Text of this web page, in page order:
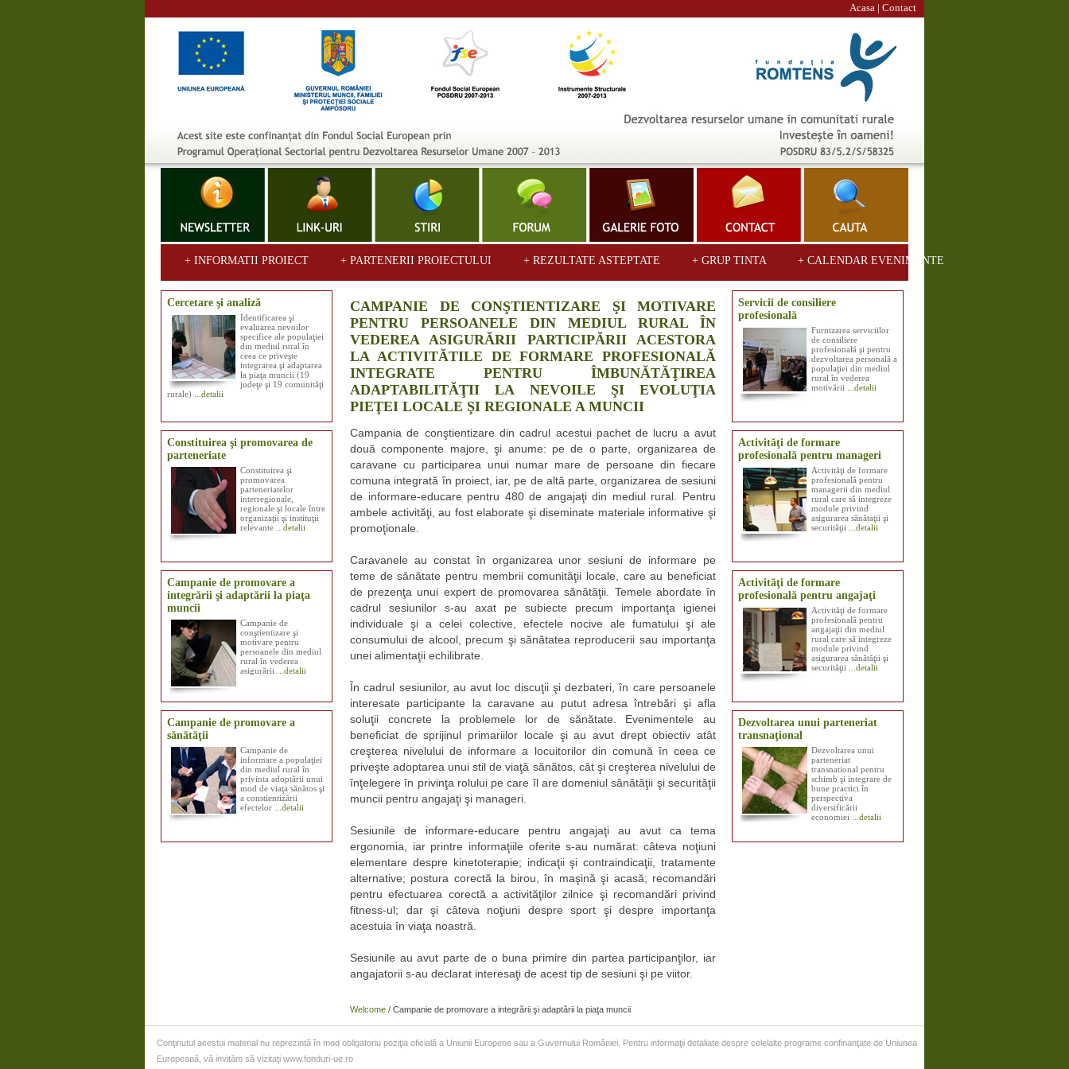
Acasa | Contact
+ INFORMATII PROIECT + PARTENERII PROIECTULUI + REZULTATE ASTEPTATE + GRUP TINTA + CALENDAR EVENIMENTE
Cercetare şi analiză
Identificarea şi
evaluarea nevoilor
specifice ale populaţiei
din mediul rural în
ceea ce priveşte
integrarea şi adaptarea
la piaţa muncii (19
judeţe şi 19 comunităţi
rurale) ...detalii
Constituirea şi promovarea de
parteneriate
Constituirea şi
promovarea
parteneriatelor
interregionale,
regionale şi locale între
organizaţii şi instituţii
relevante
...detalii
Campanie de promovare a
integrării şi adaptării la piaţa
muncii
Campanie de
conştientizare şi
motivare pentru
persoanele din mediul
rural în vederea
asigurării
...detalii
Campanie de promovare a
sănătăţii
Campanie de
informare a populaţiei
din mediul rural în
privinta adoptării unui
mod de viaţa sănătos şi
a constientizării
efectelor
...detalii
CAMPANIE DE CONŞTIENTIZARE ŞI MOTIVARE
PENTRU PERSOANELE DIN MEDIUL RURAL ÎN
VEDEREA ASIGURĂRII PARTICIPĂRII ACESTORA
LA ACTIVITĂTILE DE FORMARE PROFESIONALĂ
INTEGRATE PENTRU ÎMBUNĂTĂŢIREA
ADAPTABILITĂŢII LA NEVOILE ŞI EVOLUŢIA
PIEŢEI LOCALE ŞI REGIONALE A MUNCII
Campania de conştientizare din cadrul acestui pachet de lucru a avut
două componente majore, şi anume: pe de o parte, organizarea de
caravane cu participarea unui numar mare de persoane din fiecare
comuna integrată în proiect, iar, pe de altă parte, organizarea de sesiuni
de informare-educare pentru 480 de angajaţi din mediul rural. Pentru
ambele activităţi, au fost elaborate şi diseminate materiale informative şi
promoţionale.
Caravanele au constat în organizarea unor sesiuni de informare pe
teme de sănătate pentru membrii comunităţii locale, care au beneficiat
de prezenţa unui expert de promovarea sănătăţii. Temele abordate în
cadrul sesiunilor s-au axat pe subiecte precum importanţa igienei
individuale şi a celei colective, efectele nocive ale fumatului şi ale
consumului de alcool, precum şi sănătatea reproducerii sau importanţa
unei alimentaţii echilibrate.
În cadrul sesiunilor, au avut loc discuţii şi dezbateri, în care persoanele
interesate participante la caravane au putut adresa întrebări şi afla
soluţii concrete la problemele lor de sănătate. Evenimentele au
beneficiat de sprijinul primariilor locale şi au avut drept obiectiv atât
creşterea nivelului de informare a locuitorilor din comună în ceea ce
priveşte adoptarea unui stil de viaţă sănătos, cât şi creşterea nivelului de
înţelegere în privinţa rolului pe care îl are domeniul sănătăţii şi securităţii
muncii pentru angajaţi şi manageri.
Sesiunile de informare-educare pentru angajaţi au avut ca tema
ergonomia, iar printre informaţiile oferite s-au numărat: câteva noţiuni
elementare despre kinetoterapie; indicaţii şi contraindicaţii, tratamente
alternative; postura corectă la birou, în maşină şi acasă; recomandări
pentru efectuarea corectă a activităţilor zilnice şi recomandări privind
fitness-ul; dar şi câteva noţiuni despre sport şi despre importanţa
acestuia în viaţa noastră.
Sesiunile au avut parte de o buna primire din partea participanţilor, iar
angajatorii s-au declarat interesaţi de acest tip de sesiuni şi pe viitor.
Welcome / Campanie de promovare a integrării şi adaptării la piaţa muncii
Servicii de consiliere
profesională
Furnizarea serviciilor
de consiliere
profesională şi pentru
dezvoltarea personală a
populaţiei din mediul
rural în vederea
motivării ...detalii
Activităţi de formare
profesională pentru manageri
Activităţi de formare
profesională pentru
managerii din mediul
rural care să integreze
module privind
asigurarea sănătaţii şi
securităţii
...detalii
Activităţi de formare
profesională pentru angajaţi
Activităţi de formare
profesională pentru
angajaţii din mediul
rural care să integreze
module privind
asigurarea sănătăţii şi
securităţii
...detalii
Dezvoltarea unui parteneriat
transnaţional
Dezvoltarea unui
parteneriat
transnational pentru
schimb şi integrare de
bune practici în
perspectiva
diversificării
economiei
...detalii
Conţinutul acestui material nu reprezintă în mod obligatoriu poziţia oficială a Uniunii Europene sau a Guvernului României. Pentru informaţii detaliate despre celelalte programe confinanţate de Uniunea
Europeană, vă invităm să vizitaţi www.fonduri-ue.ro